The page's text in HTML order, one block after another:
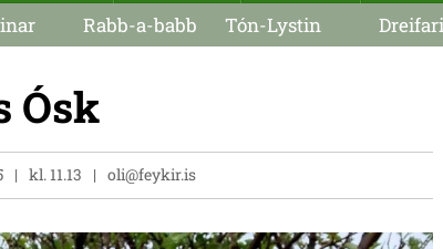
Ósk
kl. 11.13 oli@feykir.is
Rabb-a-babb Tón-Lystin